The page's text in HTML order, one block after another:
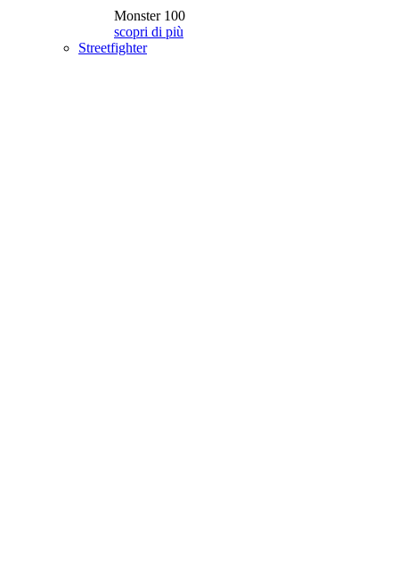
Monster 100
scopri di più
Streetfighter